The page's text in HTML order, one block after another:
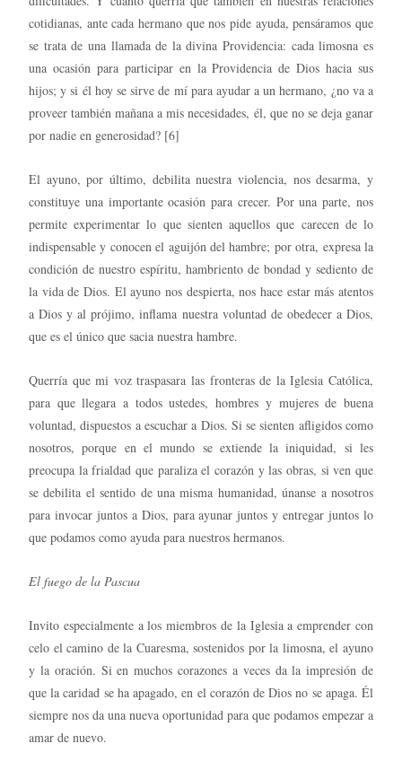
cotidianas, ante cada hermano que nos pide ayuda, pensáramos que
se trata de una llamada de la divina Providencia: cada limosna es
una ocasión para participar en la Providencia de Dios hacia sus
hijos; y si él hoy se sirve de mí para ayudar a un hermano, ¿no va a
proveer también mañana a mis necesidades, él, que no se deja ganar
por nadie en generosidad? [6]
El ayuno, por último, debilita nuestra violencia, nos desarma, y
constituye una importante ocasión para crecer. Por una parte, nos
permite experimentar lo que sienten aquellos que carecen de lo
indispensable y conocen el aguijón del hambre; por otra, expresa la
condición de nuestro espíritu, hambriento de bondad y sediento de
la vida de Dios. El ayuno nos despierta, nos hace estar más atentos
a Dios y al prójimo, inflama nuestra voluntad de obedecer a Dios,
que es el único que sacia nuestra hambre.
Querría que mi voz traspasara las fronteras de la Iglesia Católica,
para que llegara a todos ustedes, hombres y mujeres de buena
voluntad, dispuestos a escuchar a Dios. Si se sienten afligidos como
nosotros, porque en el mundo se extiende la iniquidad, si les
preocupa la frialdad que paraliza el corazón y las obras, si ven que
se debilita el sentido de una misma humanidad, únanse a nosotros
para invocar juntos a Dios, para ayunar juntos y entregar juntos lo
que podamos como ayuda para nuestros hermanos.
El fuego de la Pascua
Invito especialmente a los miembros de la Iglesia a emprender con
celo el camino de la Cuaresma, sostenidos por la limosna, el ayuno
y la oración. Si en muchos corazones a veces da la impresión de
que la caridad se ha apagado, en el corazón de Dios no se apaga. Él
siempre nos da una nueva oportunidad para que podamos empezar a
amar de nuevo.